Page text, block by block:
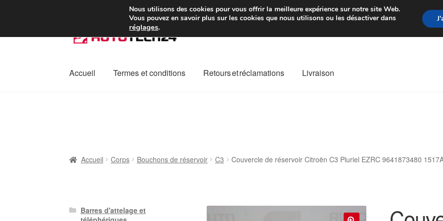
Colissimo livraison à partir de 7 EUR Du lundi au
à
navigation
au
Accueil Termes et conditions Retours et réclamations Livraison
Accueil Corps Bouchons de réservoir C3 Couvercle de réservoir Citroën C3 Pluriel EZRC 9641873480
Barres d'attelage et
Nous utilisons des cookies pour vous offrir la meilleure expérience sur notre site Web.
Vous pouvez en savoir plus sur les cookies que nous utilisons ou les désactiver dans
réglages.